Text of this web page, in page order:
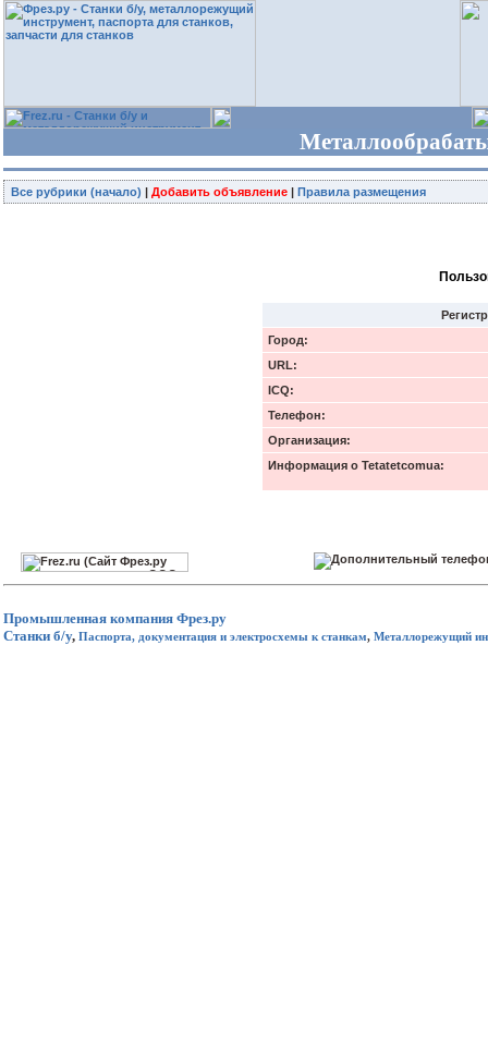
Все рубрики (начало) | Добавить объявление | Правила размещения
Город:
URL:
ICQ:
Телефон:
Организация:
Информация о Tetatetcomua:
Промышленная компания Фрез.ру
Станки б/у, Паспорта, документация и электросхемы к станкам, Металлорежущий